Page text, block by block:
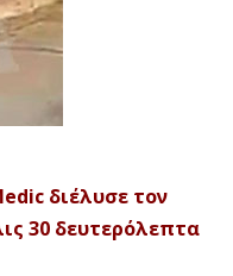
διέλυσε τον
30 δευτερόλεπτα